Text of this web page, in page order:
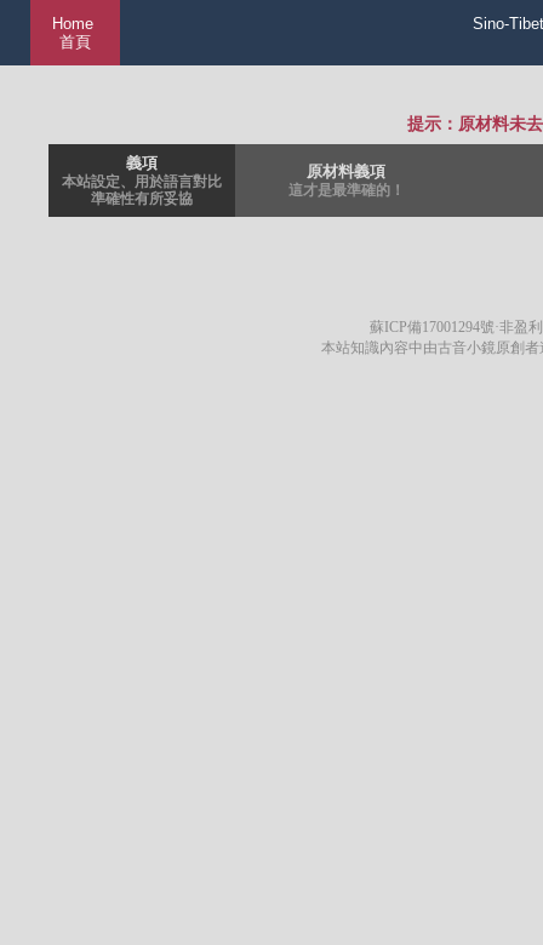
Home
首頁
Sino-
提示：原材料未
義項
本站設定、用於語言對比
準確性有所妥協
原材料義項
這才是最準確的！
蘇ICP備17001294號·非盈
本站知識內容中由古音小鏡原創